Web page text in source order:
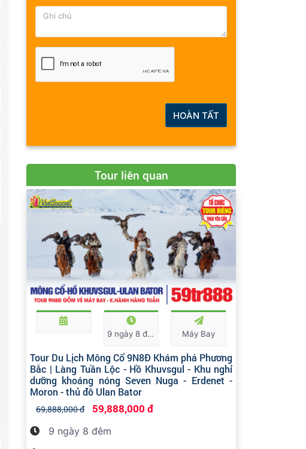
HOÀN TẤT
Tour liên quan
9 ngày 8 đêm Máy Bay
Tour Du Lịch Mông Cổ 9N8Đ Khám phá Phương
Bắc | Làng Tuần Lộc - Hồ Khuvsgul - Khu nghỉ
dưỡng khoáng nóng Seven Nuga - Erdenet -
Moron - thủ đô Ulan Bator
69,888,000 đ 59,888,000 đ
9 ngày 8 đêm